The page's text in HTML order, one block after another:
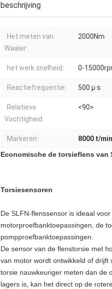
beschrijving
Het meten van
Waaier:
2000Nm
het werk snelheid: 0-
Reactiefrequentie: 500 μ s
Relatieve
Vochtigheid:
<90>
Markeren: 8000 t/
Economische de torsieflens van
Torsiesensoren
De SLFN-flenssensor is ideaal
motorproefbanktoepassingen, de
pompproefbanktoepassingen.
De sensor van de flenstorsie met
van motor wordt ontwikkeld of
torsie nauwkeuriger meten dan de
lagers is, kan het direct op de